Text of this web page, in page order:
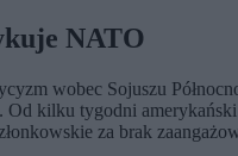
NATO
wobec Sojuszu
Od kilku tygodni
za brak